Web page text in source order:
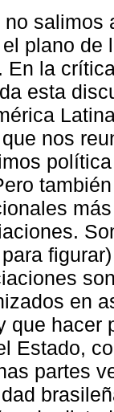
salimos
plano
En la
esta
nos
en
que hacer
Estado,
partes